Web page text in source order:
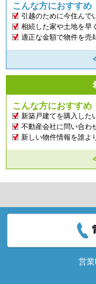
こんな方におすすめ
引越のために今住んで
相続した家や土地を早
適正な金額で物件を売
こんな方におすすめ
新築戸建てを購入した
不動産会社に問い合わ
新しい物件情報を誰よ
営業